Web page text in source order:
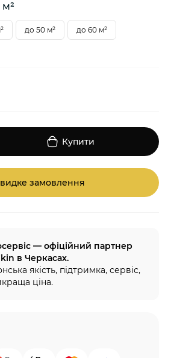
до 50 м² до 60 м²
Купити
замовлення
— офіційний партнер
в Черкасах.
якість, підтримка, сервіс,
ціна.